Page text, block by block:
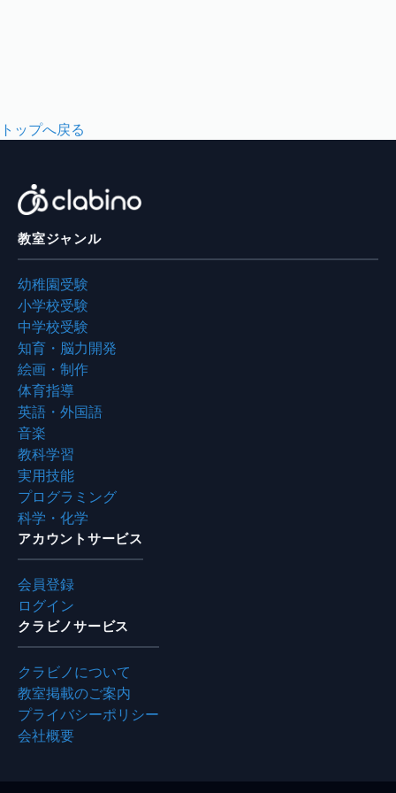
トップへ戻る
教室ジャンル
幼稚園受験
小学校受験
中学校受験
知育・脳力開発
絵画・制作
体育指導
英語・外国語
音楽
教科学習
実用技能
プログラミング
科学・化学
アカウントサービス
会員登録
ログイン
クラビノサービス
クラビノについて
教室掲載のご案内
プライバシーポリシー
会社概要